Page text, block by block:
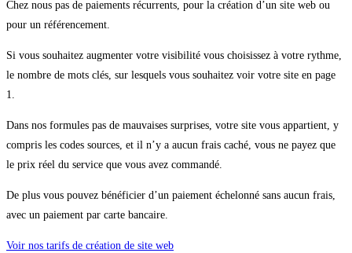
Chez nous pas de paiements récurrents, pour la création d’un site web ou
pour un référencement.
Si vous souhaitez augmenter votre visibilité vous choisissez à votre rythme,
le nombre de mots clés, sur lesquels vous souhaitez voir votre site en page
1.
Dans nos formules pas de mauvaises surprises, votre site vous appartient, y
compris les codes sources, et il n’y a aucun frais caché, vous ne payez que
le prix réel du service que vous avez commandé.
De plus vous pouvez bénéficier d’un paiement échelonné sans aucun frais,
avec un paiement par carte bancaire.
Voir nos tarifs de création de site web